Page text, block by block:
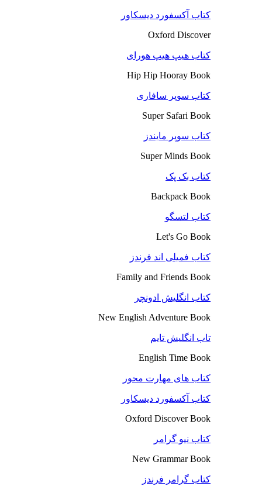
کتاب آکسفورد دیسکاور
Oxford Discover
کتاب هیپ هیپ هورای
Hip Hip Hooray Book
کتاب سوپر سافاری
Super Safari Book
کتاب سوپر مایندز
Super Minds Book
کتاب بک پک
Backpack Book
کتاب لتسگو
Let's Go Book
کتاب فمیلی اند فرندز
Family and Friends Book
کتاب انگلیش ادونچر
New English Adventure Book
تاب انگلیش تایم
English Time Book
کتاب های مهارت محور
کتاب آکسفورد دیسکاور
Oxford Discover Book
کتاب نیو گرامر
New Grammar Book
کتاب گرامر فرندز